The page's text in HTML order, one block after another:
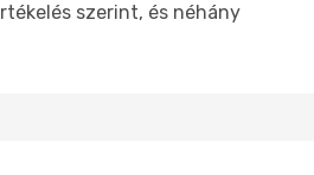
szerint, és néhány